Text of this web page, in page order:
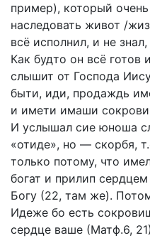
пример), который
наследовать живот /
всё исполнил, и не
Как будто он всё готов
слышит от Господа
быти, иди, продаждь
и имети имаши
И услышал сие юноша
«отиде», но — скорбя,
только потому, что
богат и прилип
Богу (22, там же).
Идеже бо есть
сердце ваше (Матф.6,